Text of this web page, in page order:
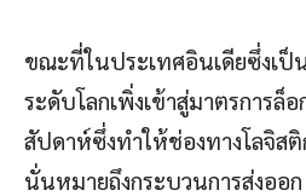
ขณะที่ในประเทศอินเดียซึ่งเป็
ระดับโลกเพิ่งเข้าสู่มาตรการล็
สัปดาห์ซึ่งทำให้ช่องทางโลจิส
นั่นหมายถึงกระบวนการส่งออ